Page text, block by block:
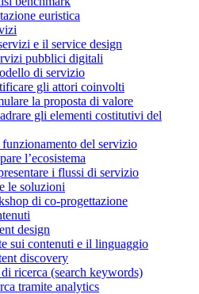
euristica
e il service design
pubblici digitali
di servizio
gli attori coinvolti
la proposta di valore
gli elementi costitutivi del
del servizio
l’ecosistema
i flussi di servizio
le soluzioni
di co-progettazione
design
sui contenuti e il linguaggio
discovery
ricerca (search keywords)
tramite analytics